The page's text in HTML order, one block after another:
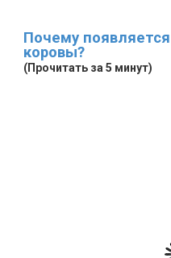
Почему
коровы?
(Прочитать за 5 минут)